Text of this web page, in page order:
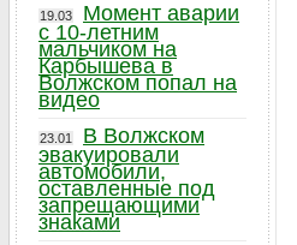
19.03
Момент аварии
с 10-летним
мальчиком на
Карбышева в
Волжском попал на
видео
23.01
В Волжском
эвакуировали
автомобили,
оставленные под
запрещающими
знаками